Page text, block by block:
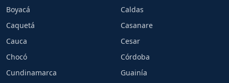
Boyacá
Caldas
Caquetá
Casanare
Cauca
Cesar
Chocó
Córdoba
Cundinamarca
Guainía